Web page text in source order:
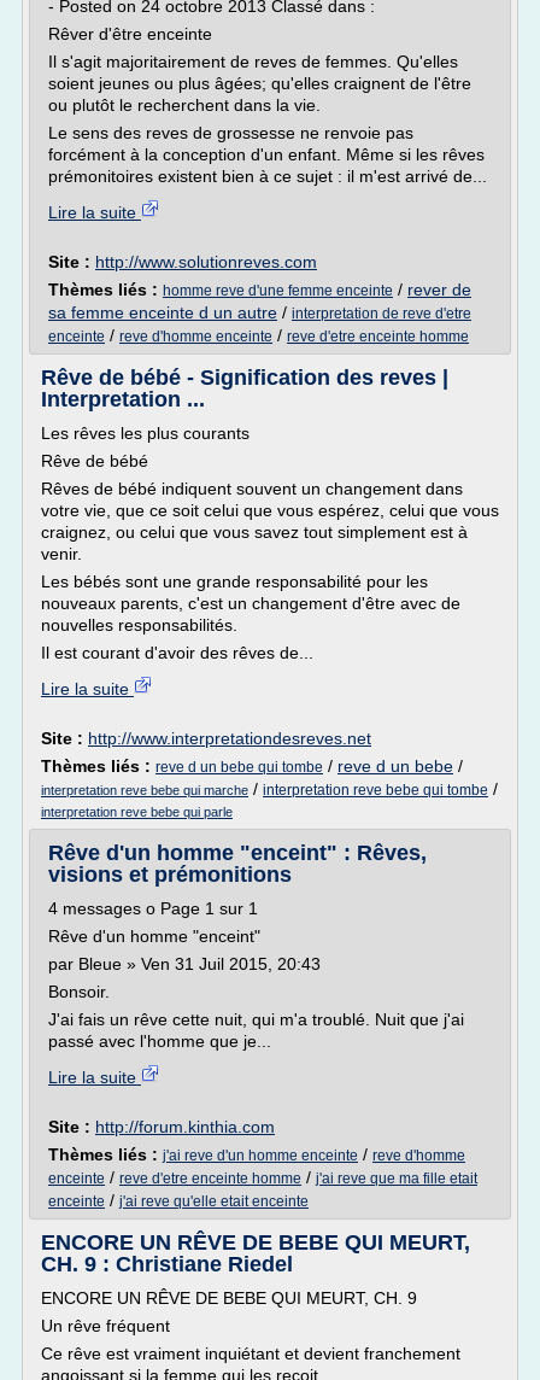
- Posted on 24 octobre 2013 Classé dans :
Rêver d'être enceinte
Il s'agit majoritairement de reves de femmes. Qu'elles
soient jeunes ou plus âgées; qu'elles craignent de l'être
ou plutôt le recherchent dans la vie.
Le sens des reves de grossesse ne renvoie pas
forcément à la conception d'un enfant. Même si les rêves
prémonitoires existent bien à ce sujet : il m'est arrivé de...
Lire la suite
Site : http://www.solutionreves.com
Thèmes liés : homme reve d'une femme enceinte / rever de
sa femme enceinte d un autre / interpretation de reve d'etre
enceinte / reve d'homme enceinte / reve d'etre enceinte homme
Rêve de bébé - Signification des reves |
Interpretation ...
Les rêves les plus courants
Rêve de bébé
Rêves de bébé indiquent souvent un changement dans
votre vie, que ce soit celui que vous espérez, celui que vous
craignez, ou celui que vous savez tout simplement est à
venir.
Les bébés sont une grande responsabilité pour les
nouveaux parents, c'est un changement d'être avec de
nouvelles responsabilités.
Il est courant d'avoir des rêves de...
Lire la suite
Site : http://www.interpretationdesreves.net
Thèmes liés : reve d un bebe qui tombe / reve d un bebe /
interpretation reve bebe qui marche / interpretation reve bebe qui tombe /
interpretation reve bebe qui parle
Rêve d'un homme "enceint" : Rêves,
visions et prémonitions
4 messages o Page 1 sur 1
Rêve d'un homme "enceint"
par Bleue » Ven 31 Juil 2015, 20:43
Bonsoir.
J'ai fais un rêve cette nuit, qui m'a troublé. Nuit que j'ai
passé avec l'homme que je...
Lire la suite
Site : http://forum.kinthia.com
Thèmes liés : j'ai reve d'un homme enceinte / reve d'homme
enceinte / reve d'etre enceinte homme / j'ai reve que ma fille etait
enceinte / j'ai reve qu'elle etait enceinte
ENCORE UN RÊVE DE BEBE QUI MEURT,
CH. 9 : Christiane Riedel
ENCORE UN RÊVE DE BEBE QUI MEURT, CH. 9
Un rêve fréquent
Ce rêve est vraiment inquiétant et devient franchement
angoissant si la femme qui les reçoit